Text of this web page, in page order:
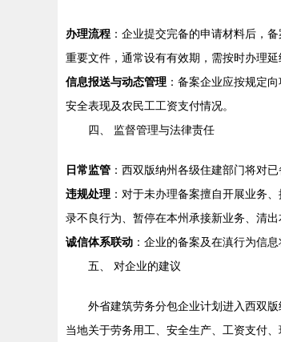
办理流程 ：企业提交完备的申请材料后，
重要文件，通常设有有效期，需按时办理延
信息报送与动态管理 ：备案企业应按规定
安全表现及农民工工资支付情况。
四、 监督管理与法律责任
日常监管 ：西双版纳州各级住建部门将对
违规处理 ：对于未办理备案擅自开展业务
录不良行为、暂停在本州承接新业务、清
诚信体系联动 ：企业的备案及在滇行为信
五、 对企业的建议
外省建筑劳务分包企业计划进入西双
当地关于劳务用工、安全生产、工资支付